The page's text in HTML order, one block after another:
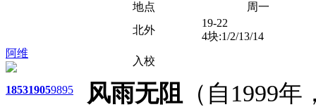
阿维
185319059895
地点
周一
北外
19-22
4块:1/2/13/14
入校
风雨无阻
（自1999